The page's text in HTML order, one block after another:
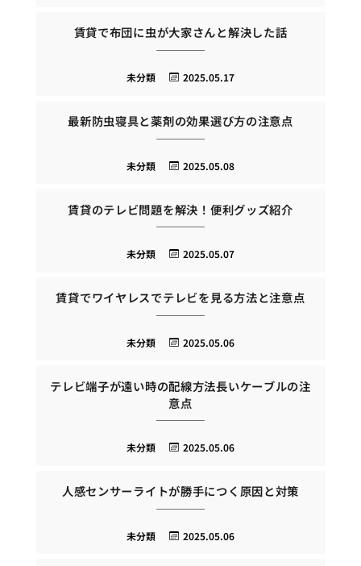
賃貸で布団に虫が大家さんと解決した話
2025.05.17
未分類
最新防虫寝具と薬剤の効果選び方の注意点
2025.05.08
未分類
賃貸のテレビ問題を解決！便利グッズ紹介
2025.05.07
未分類
賃貸でワイヤレスでテレビを見る方法と注意点
2025.05.06
未分類
テレビ端子が遠い時の配線方法長いケーブルの注
意点
2025.05.06
未分類
人感センサーライトが勝手につく原因と対策
2025.05.06
未分類